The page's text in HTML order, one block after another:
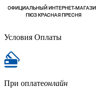
Условия Оплаты
При оплатеонлайн